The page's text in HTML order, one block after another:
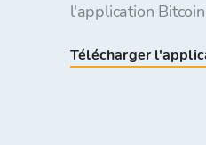
l'application
Télécharger